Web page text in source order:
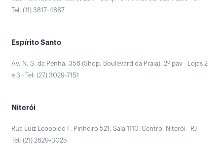
Tel: (11) 3817-4887
Espírito Santo
Av. N. S. da Penha, 356 (Shop. Boulevard da Praia). 2º pav - Lojas 2
e 3 - Tel: (27) 3029-7151
Niterói
Rua Luiz Leopoldo F. Pinheiro 521. Sala 1110. Centro, Niterói - RJ -
Tel: (21) 2629-3025